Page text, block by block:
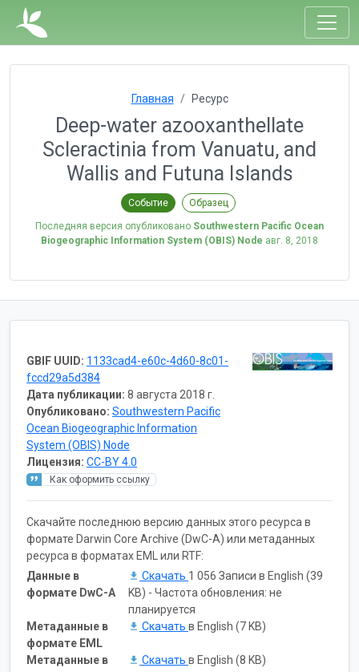
Главная Ресурс
Deep-water azooxanthellate
Scleractinia from Vanuatu, and
Wallis and Futuna Islands
Событие Образец
Последняя версия опубликовано Southwestern Pacific Ocean
Biogeographic Information System (OBIS) Node авг. 8, 2018
GBIF UUID: 1133cad4-e60c-4d60-8c01-
fccd29a5d384
Дата публикации: 8 августа 2018 г.
Опубликовано: Southwestern Pacific
Ocean Biogeographic Information
System (OBIS) Node
Лицензия: CC-BY 4.0
Как оформить ссылку
Скачайте последнюю версию данных этого ресурса в
формате Darwin Core Archive (DwC-A) или метаданных
ресурса в форматах EML или RTF:
Данные в
формате DwC-A
Скачать 1 056 Записи в English (39
KB) - Частота обновления: не
планируется
Метаданные в
формате EML
Скачать в English (7 KB)
Метаданные в
Скачать в English (8 KB)